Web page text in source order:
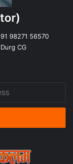
98271 56570
CG